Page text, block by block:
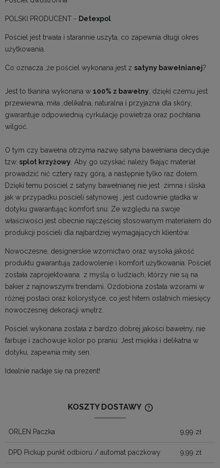
POLSKI PRODUCENT - Detexpol
Pościel jest trwała i starannie uszyta, co zapewnia długi okres
użytkowania.
Co oznacza ,że pościel wykonana jest z satyny bawełnianej?
Jest to tkanina wykonana w 100% z bawełny , dzięki czemu jest
przewiewna, miła ,delikatna, naturalna i przyjazna dla skóry,
gwarantuje odpowiednią cyrkulację powietrza oraz pochłania
wilgoć.
O tym czy bawełna otrzyma nazwę satyna bawełniana decyduje
tzw. splot krzyżowy . Aby go uzyskać należy tkając materiał
prowadzić nić cztery razy górą, a następnie tylko raz dołem.
Dzięki temu pościel z satyny bawełnianej nie jest zimna i śliska
jak w przypadku pościeli satynowej , jest cudownie gładka w
dotyku gwarantując komfort snu. Ze względu na swoje
właściwości jest obecnie najczęściej stosowanym materiałem do
produkcji pościeli dla najbardziej wymagających klientów.
Nowoczesne, designerskie wzornictwo oraz wysoka jakość
produktu gwarantują zadowolenie i komfort użytkowania. Pościel
została zaprojektowana z myślą o ludziach, którzy nie są na
bakier z najnowszymi trendami. Ozdobiona została wzorami w
różnej postaci oraz kolorystyce, co jest hitem ostatnich miesięcy
nowoczesnej dekoracji wnętrz.
Pościel wykonana została z bardzo dobrej jakości bawełny, nie
farbuje i zachowuje kolor po praniu. Jest miękka i delikatna w
dotyku, zapewnia miły sen.
Idealnie nadaje się na prezent!
KOSZTY DOSTAWY
ORLEN Paczka 9,99 zł
DPD Pickup punkt odbioru / automat paczkowy 9,99 zł